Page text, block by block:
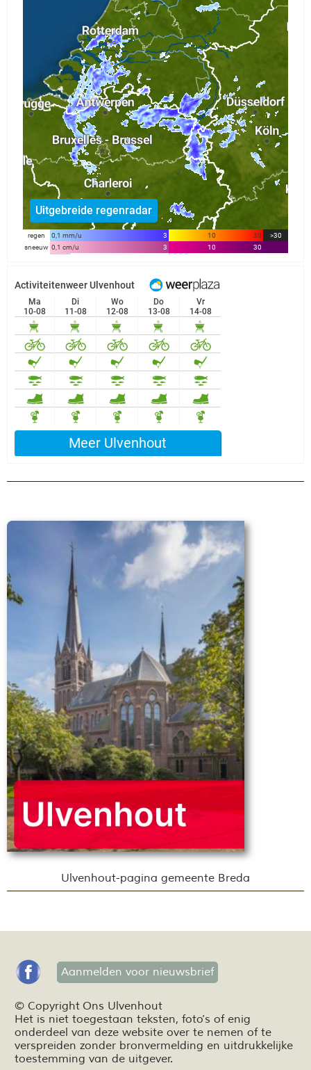
Ulvenhout-pagina gemeente Breda
Aanmelden voor nieuwsbrief
© Copyright Ons Ulvenhout
Het is niet toegestaan teksten, foto’s of enig
onderdeel van deze website over te nemen of te
verspreiden zonder bronvermelding en uitdrukkelijke
toestemming van de uitgever.